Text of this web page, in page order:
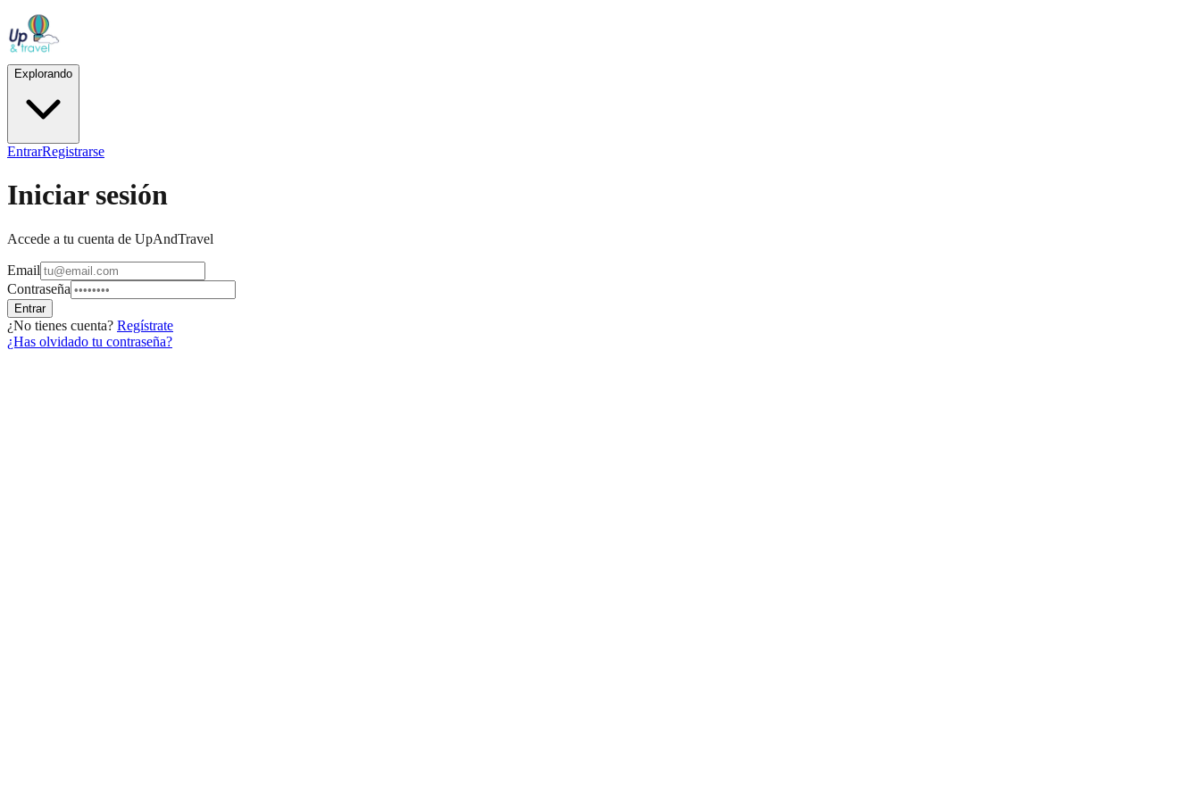
Explorando
EntrarRegistrarse
Iniciar sesión
Accede a tu cuenta de UpAndTravel
Email
Contraseña
Entrar
¿No tienes cuenta? Regístrate
¿Has olvidado tu contraseña?